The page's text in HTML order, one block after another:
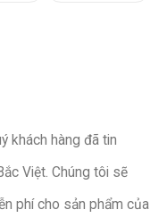
khách hàng đã tin
Việt. Chúng tôi sẽ
phí cho sản phẩm của